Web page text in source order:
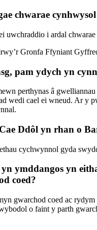
chwarae
uwchraddio i ardal
Gronfa Ffyniant
pam ydych yn
perthynas â
wedi cael ei wneud. Ar y
Ddôl yn rhan o
cychwynnol gyda
ymddangos yn
coed?
gwarchod coed ac
o faint y parth